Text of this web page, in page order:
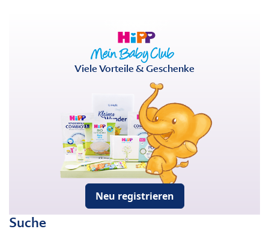
Viele Vorteile & Geschenke
Neu registrieren
Suche